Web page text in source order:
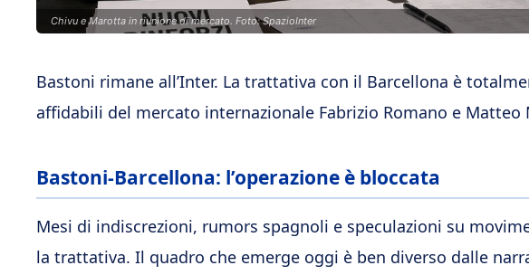
Chivu e Marotta in riunione di mercato. Foto: SpazioInter
Bastoni rimane all’Inter. La trattativa con il Barcellona è
affidabili del mercato internazionale Fabrizio Romano e Matteo
Bastoni-Barcellona: l’operazione è bloccata
Mesi di indiscrezioni, rumors spagnoli e speculazioni su
la trattativa. Il quadro che emerge oggi è ben diverso dalle